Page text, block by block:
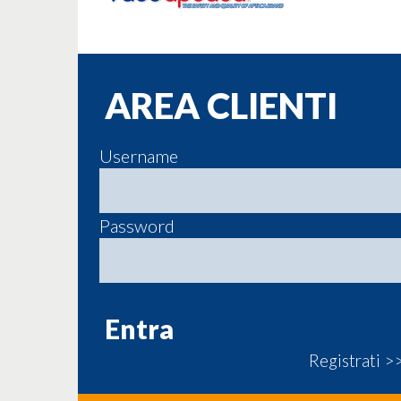
AREA CLIENTI
Username
Password
Registrati